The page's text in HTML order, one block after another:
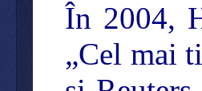
În 2004,
„Cel mai